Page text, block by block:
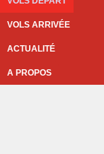
VOLS ARRIVÉE
ACTUALITÉ
A PROPOS